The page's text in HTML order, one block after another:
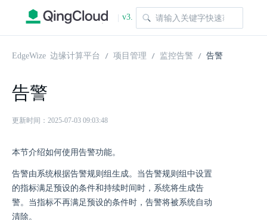
| v3.
1.0
EdgeWize 边缘计算平台 项目管理 监控告警 告警
告警
更新时间：2025-07-03 09:03:48
本节介绍如何使用告警功能。
告警由系统根据告警规则组生成。当告警规则组中设置
的指标满足预设的条件和持续时间时，系统将生成告
警。当指标不再满足预设的条件时，告警将被系统自动
清除。